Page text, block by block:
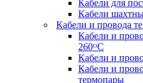
Кабели для
Кабели
Кабели и провода
Кабели и
260ᴼС
Кабели и
Кабели и
термопары